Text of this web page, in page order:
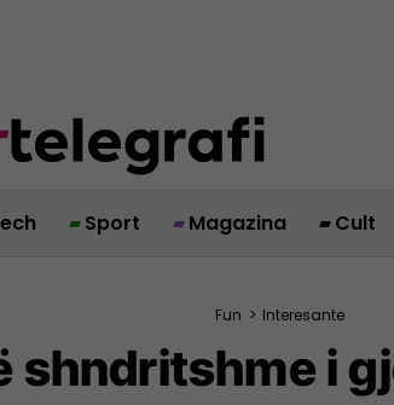
Sport Magazina Cult
Fun > Interesante
shndritshme i